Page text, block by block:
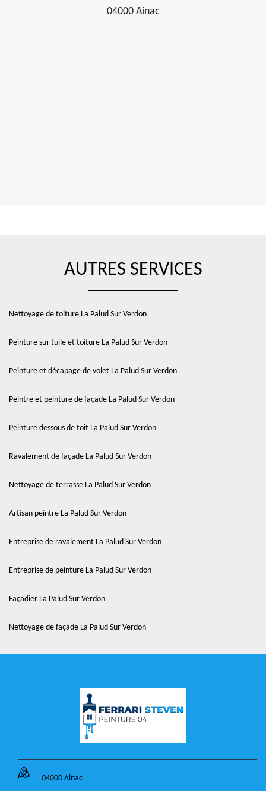
04000 Ainac
AUTRES SERVICES
Nettoyage de toiture La Palud Sur Verdon
Peinture sur tuile et toiture La Palud Sur Verdon
Peinture et décapage de volet La Palud Sur Verdon
Peintre et peinture de façade La Palud Sur Verdon
Peinture dessous de toit La Palud Sur Verdon
Ravalement de façade La Palud Sur Verdon
Nettoyage de terrasse La Palud Sur Verdon
Artisan peintre La Palud Sur Verdon
Entreprise de ravalement La Palud Sur Verdon
Entreprise de peinture La Palud Sur Verdon
Façadier La Palud Sur Verdon
Nettoyage de façade La Palud Sur Verdon
04000 Ainac